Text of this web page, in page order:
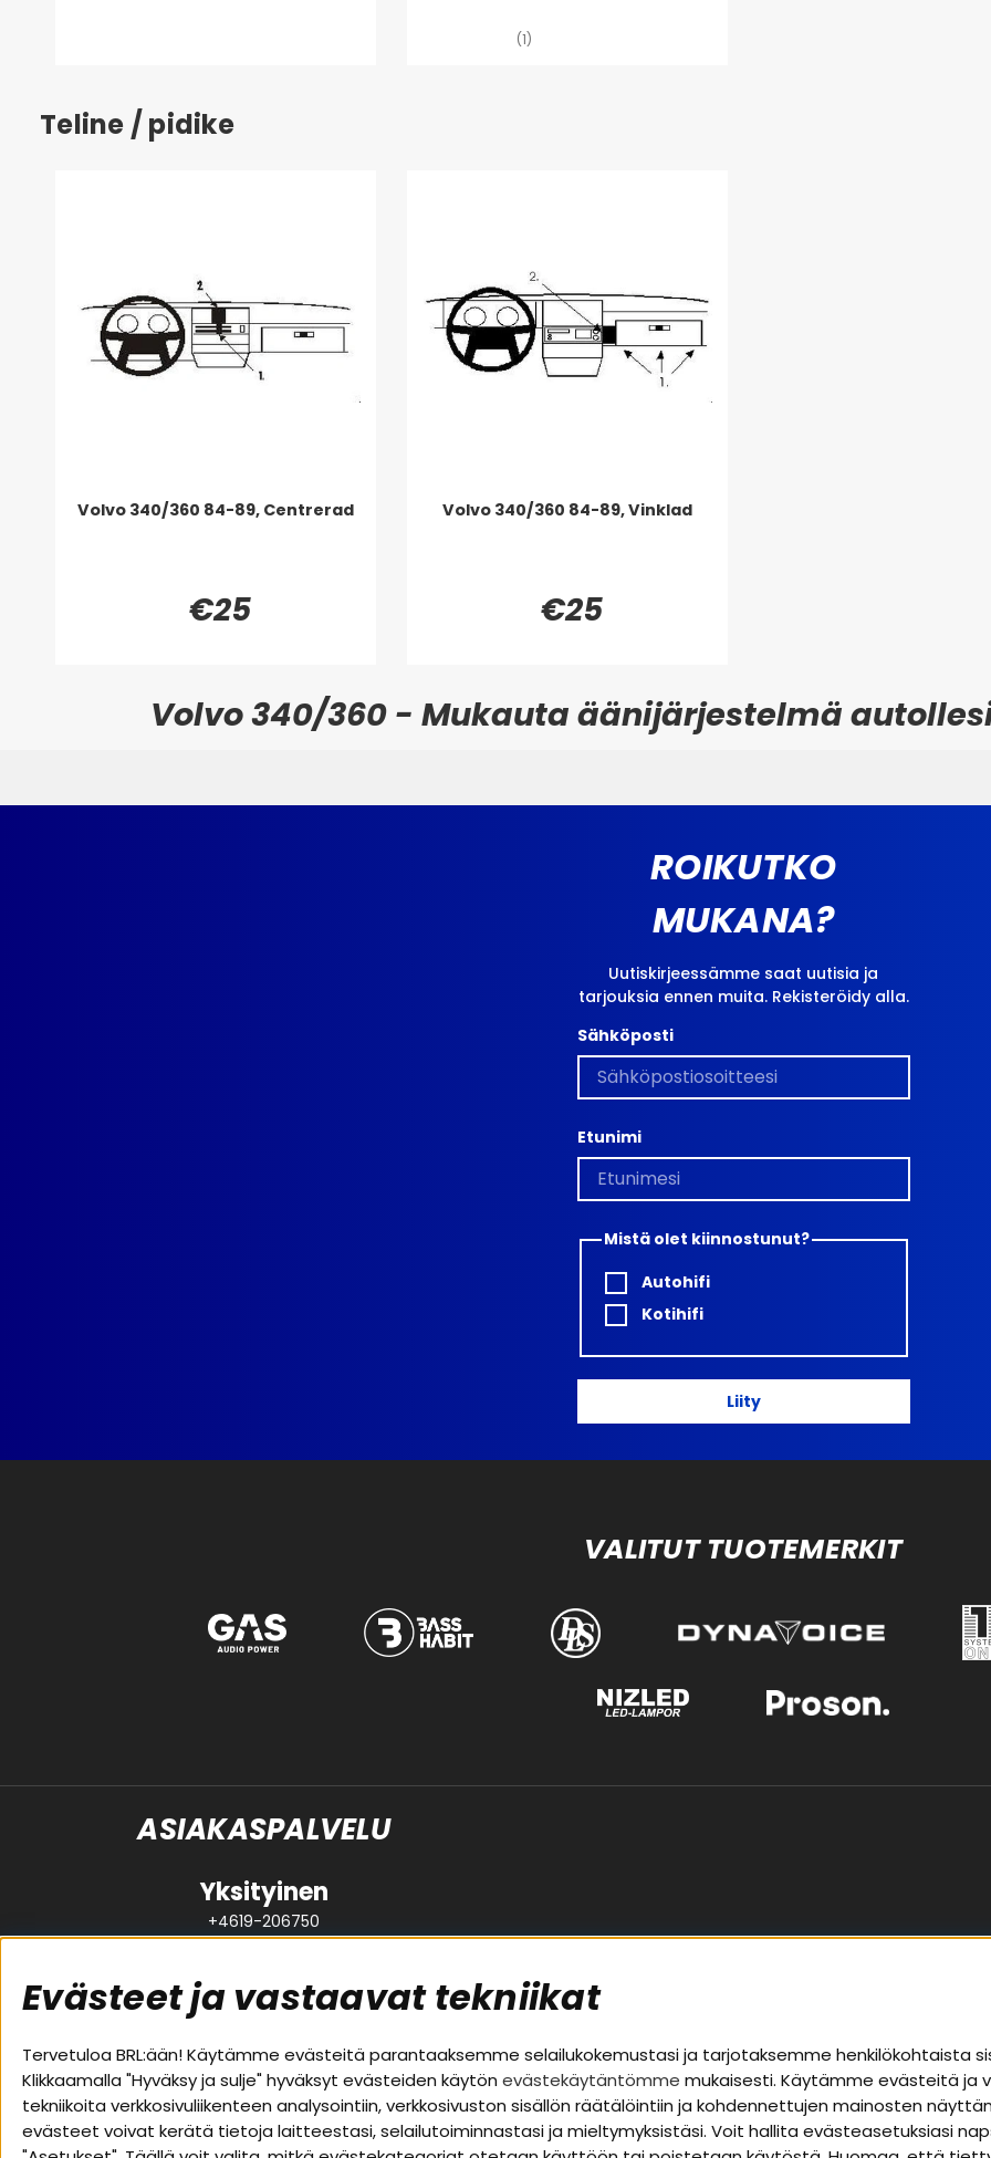
(1)
Teline / pidike
Volvo 340/360 84-89, Centrerad
€25
Volvo 340/360 84-89, Vinklad
€25
Volvo 340/360 - Mukauta äänijärjestelmä
ROIKUTKO
MUKANA?
Uutiskirjeessämme saat uutisia ja
tarjouksia ennen muita. Rekisteröidy alla.
Sähköposti
Etunimi
Mistä olet kiinnostunut?
Autohifi
Kotihifi
Liity
VALITUT TUOTEMERKIT
ASIAKASPALVELU
Yksityinen
+4619-206750
support@brl.se
Suositut sivut
Pakettiratkaisut
Autostereot
Kaiuttimet
Asiakaspalvelu
Evästeet
Huolto- ja takuutiedot
Ostoehdot
Alueet
Autohifi
Kotihifi
Uutuudet
Evästeet ja vastaavat tekniikat
Tervetuloa BRL:ään! Käytämme evästeitä parantaaksemme selailukokemustasi ja tarjotaksemme henkilökohtaista
Klikkaamalla "Hyväksy ja sulje" hyväksyt evästeiden käytön evästekäytäntömme mukaisesti. Käytämme evästeitä ja
tekniikoita verkkosivuliikenteen analysointiin, verkkosivuston sisällön räätälöintiin ja kohdennettujen mainosten
evästeet voivat kerätä tietoja laitteestasi, selailutoiminnastasi ja mieltymyksistäsi. Voit hallita evästeasetuksiasi